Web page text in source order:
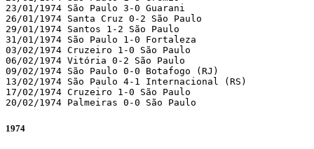
23/01/1974 São Paulo 3-0 Guarani
26/01/1974 Santa Cruz 0-2 São Paulo
29/01/1974 Santos 1-2 São Paulo
31/01/1974 São Paulo 1-0 Fortaleza
03/02/1974 Cruzeiro 1-0 São Paulo
06/02/1974 Vitória 0-2 São Paulo
09/02/1974 São Paulo 0-0 Botafogo (RJ)
13/02/1974 São Paulo 4-1 Internacional (RS)
17/02/1974 Cruzeiro 1-0 São Paulo
20/02/1974 Palmeiras 0-0 São Paulo
1974